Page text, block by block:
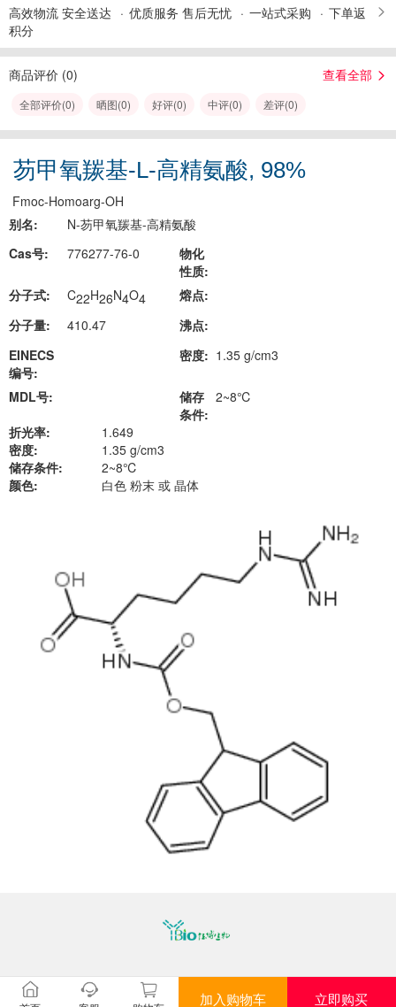
高效物流 安全送达 优质服务 售后无忧 一站式采购
下单返
积分
商品评价 (0) 查看全部
全部评价(0) 晒图(0) 好评(0) 中评(0) 差评(0)
芴甲氧羰基-L-高精氨酸, 98%
Fmoc-Homoarg-OH
别名:
N-芴甲氧羰基-高精氨酸
Cas号:
776277-76-0
物化
性质:
分子式:
C22H26N4O4
熔点:
分子量:
410.47
沸点:
EINECS
编号:
密度: 1.35 g/cm3
MDL号:
储存
条件:
2~8℃
折光率:
1.649
密度:
1.35 g/cm3
储存条件:
2~8℃
颜色:
白色 粉末 或 晶体
加入购物车 立即购买